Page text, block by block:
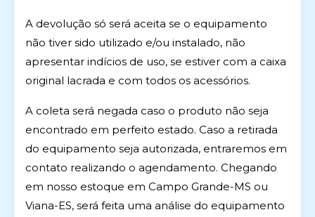
A devolução só será aceita se o equipamento
não tiver sido utilizado e/ou instalado, não
apresentar indícios de uso, se estiver com a caixa
original lacrada e com todos os acessórios.
A coleta será negada caso o produto não seja
encontrado em perfeito estado. Caso a retirada
do equipamento seja autorizada, entraremos em
contato realizando o agendamento. Chegando
em nosso estoque em Campo Grande-MS ou
Viana-ES, será feita uma análise do equipamento